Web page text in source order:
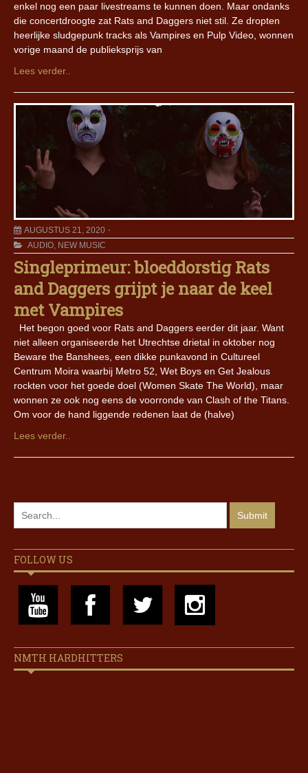
enkel nog een paar livestreams te kunnen doen. Maar ondanks
die concertdroogte zat Rats and Daggers niet stil. Ze dropten
heerlijke sludgepunk tracks als Vampires en Pulp Video, wonnen
vorige maand de publieksprijs van
Lees verder..
AUGUSTUS 21, 2020
AUDIO, NEW MUSIC
Singleprimeur: bloeddorstig Rats
and Daggers grijpt je naar de keel
met Vampires
Het begon goed voor Rats and Daggers eerder dit jaar. Want
niet alleen organiseerde het Utrechtse drietal in oktober nog
Beware the Banshees, een dikke punkavond in Cultureel
Centrum Moira waarbij Metro 52, Wet Boys en Get Jealous
rockten voor het goede doel (Women Skate The World), maar
wonnen ze ook nog eens de voorronde van Clash of the Titans.
Om voor de hand liggende redenen laat de (halve)
Lees verder..
FOLLOW US
NMTH HARDHITTERS